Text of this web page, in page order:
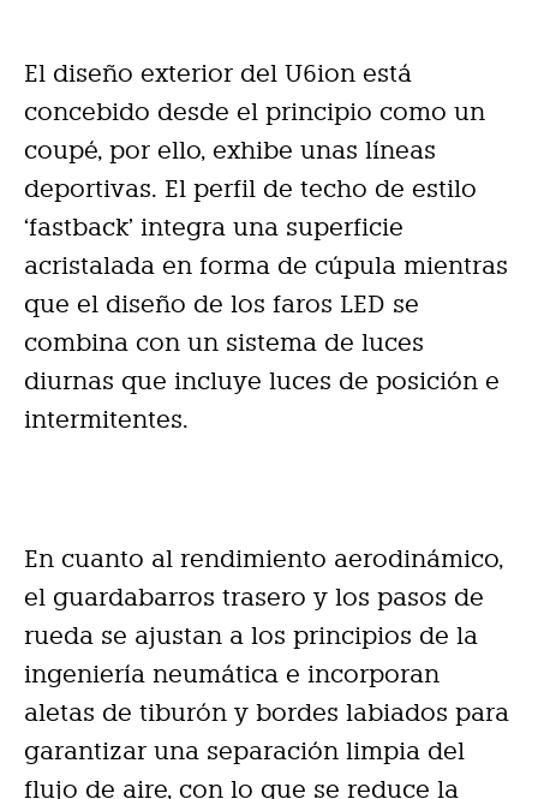
El diseño exterior del U6ion está
concebido desde el principio como un
coupé, por ello, exhibe unas líneas
deportivas. El perfil de techo de estilo
‘fastback’ integra una superficie
acristalada en forma de cúpula mientras
que el diseño de los faros LED se
combina con un sistema de luces
diurnas que incluye luces de posición e
intermitentes.
En cuanto al rendimiento aerodinámico,
el guardabarros trasero y los pasos de
rueda se ajustan a los principios de la
ingeniería neumática e incorporan
aletas de tiburón y bordes labiados para
garantizar una separación limpia del
flujo de aire, con lo que se reduce la